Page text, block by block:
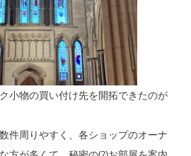
小物の買い付け先を開拓できたのが
件周りやすく、各ショップのオーナ